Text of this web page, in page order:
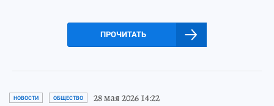
ПРОЧИТАТЬ
НОВОСТИ ОБЩЕСТВО 28 мая 2026 14:22